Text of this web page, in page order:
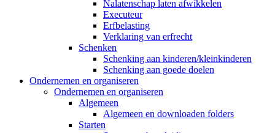
Nalatenschap laten afwikkelen
Executeur
Erfbelasting
Verklaring van erfrecht
Schenken
Schenking aan kinderen/kleinkinderen
Schenking aan goede doelen
Ondernemen en organiseren
Ondernemen en organiseren
Algemeen
Algemeen en downloaden folders
Starten